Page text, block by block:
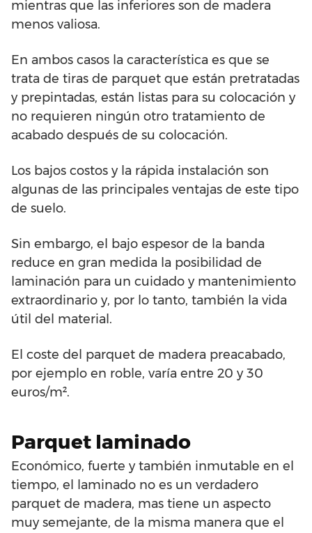
mientras que las inferiores son de madera
menos valiosa.
En ambos casos la característica es que se
trata de tiras de parquet que están pretratadas
y prepintadas, están listas para su colocación y
no requieren ningún otro tratamiento de
acabado después de su colocación.
Los bajos costos y la rápida instalación son
algunas de las principales ventajas de este tipo
de suelo.
Sin embargo, el bajo espesor de la banda
reduce en gran medida la posibilidad de
laminación para un cuidado y mantenimiento
extraordinario y, por lo tanto, también la vida
útil del material.
El coste del parquet de madera preacabado,
por ejemplo en roble, varía entre 20 y 30
euros/m².
Parquet laminado
Económico, fuerte y también inmutable en el
tiempo, el laminado no es un verdadero
parquet de madera, mas tiene un aspecto
muy semejante, de la misma manera que el